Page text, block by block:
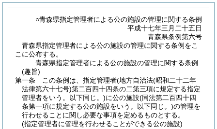
○青森県指定管理者による公の施設の管理に関する条例
平成十七年三月二十五日
青森県条例第六号
青森県指定管理者による公の施設の管理に関する条例をこ
こに公布する。
青森県指定管理者による公の施設の管理に関する条例
(趣旨)
第一条
この条例は、指定管理者(地方自治法(昭和二十二年
法律第六十七号)第二百四十四条の二第三項に規定する指定
管理者をいう。以下同じ。)に公の施設(同法第二百四十四
条第一項に規定する公の施設をいう。以下同じ。)の管理を
行わせることに関し必要な事項を定めるものとする。
(指定管理者に管理を行わせることができる公の施設)